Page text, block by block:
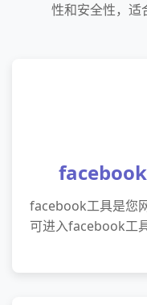
性和安全性，适
facebook
facebook工具是您
可进入facebook工